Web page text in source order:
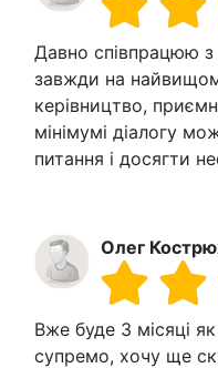
Давно співпрацюю з
завжди на
керівництво,
мінімумі діалогу
питання і досягти
Олег
Вже буде 3 місяці
супремо, хочу ще